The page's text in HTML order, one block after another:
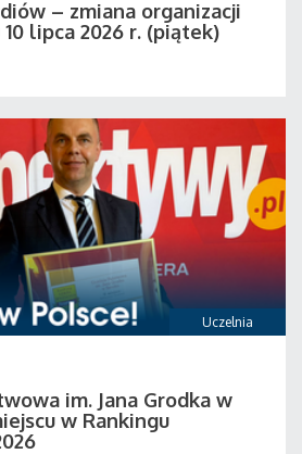
– zmiana organizacji
lipca 2026 r. (piątek)
Uczelnia
im. Jana Grodka w
w Rankingu